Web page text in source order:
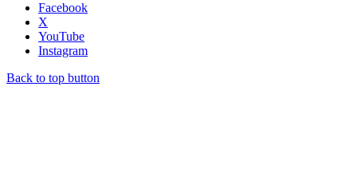
Facebook
X
YouTube
Instagram
Back to top button